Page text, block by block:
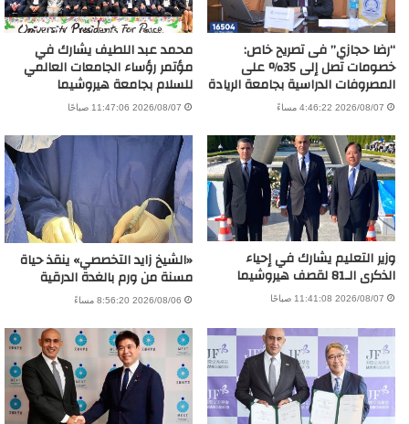
“رضا حجازي” فى تصريح خاص:
خصومات تصل إلى 35% على
المصروفات الدراسية بجامعة الريادة
2026/08/07 4:46:22 مساءً
محمد عبد اللطيف يشارك في
مؤتمر رؤساء الجامعات العالمي
للسلام بجامعة هيروشيما
2026/08/07 11:47:06 صباحًا
وزير التعليم يشارك في إحياء
الذكرى الـ81 لقصف هيروشيما
2026/08/07 11:41:08 صباحًا
«الشيخ زايد التخصصي» ينقذ حياة
مسنة من ورم بالغدة الدرقية
2026/08/06 8:56:20 مساءً